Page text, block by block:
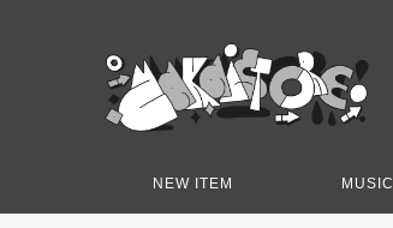
NEW ITEM MUSIC